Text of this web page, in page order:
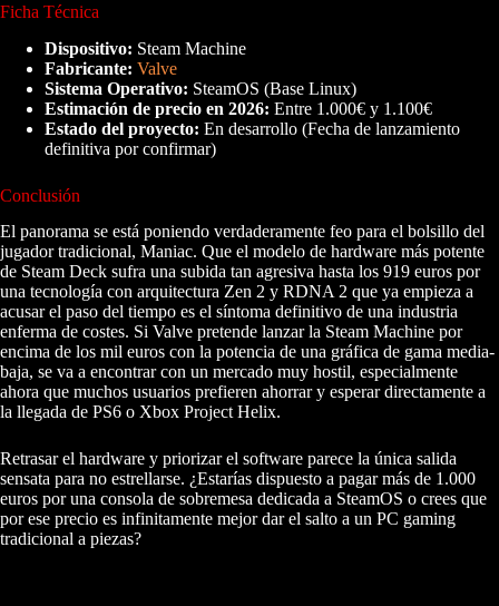
Ficha Técnica
Dispositivo: Steam Machine
Fabricante: Valve
Sistema Operativo: SteamOS (Base Linux)
Estimación de precio en 2026: Entre 1.000€ y 1.100€
Estado del proyecto: En desarrollo (Fecha de lanzamiento
definitiva por confirmar)
Conclusión
El panorama se está poniendo verdaderamente feo para el bolsillo del
jugador tradicional, Maniac. Que el modelo de hardware más potente
de Steam Deck sufra una subida tan agresiva hasta los 919 euros por
una tecnología con arquitectura Zen 2 y RDNA 2 que ya empieza a
acusar el paso del tiempo es el síntoma definitivo de una industria
enferma de costes. Si Valve pretende lanzar la Steam Machine por
encima de los mil euros con la potencia de una gráfica de gama media-
baja, se va a encontrar con un mercado muy hostil, especialmente
ahora que muchos usuarios prefieren ahorrar y esperar directamente a
la llegada de PS6 o Xbox Project Helix.
Retrasar el hardware y priorizar el software parece la única salida
sensata para no estrellarse. ¿Estarías dispuesto a pagar más de 1.000
euros por una consola de sobremesa dedicada a SteamOS o crees que
por ese precio es infinitamente mejor dar el salto a un PC gaming
tradicional a piezas?